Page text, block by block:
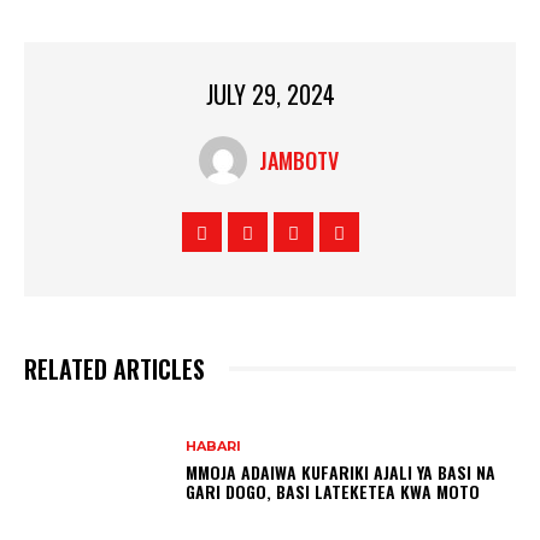
JULY 29, 2024
JAMBOTV
RELATED ARTICLES
HABARI
MMOJA ADAIWA KUFARIKI AJALI YA BASI NA
GARI DOGO, BASI LATEKETEA KWA MOTO